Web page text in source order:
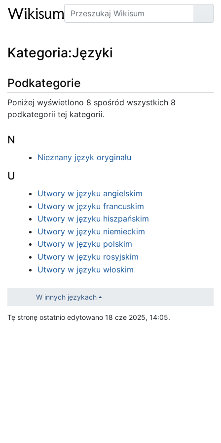
Szukaj
Kategoria:Języki
Podkategorie
Poniżej wyświetlono 8 spośród wszystkich 8
podkategorii tej kategorii.
N
Nieznany język oryginału
U
Utwory w języku angielskim
Utwory w języku francuskim
Utwory w języku hiszpańskim
Utwory w języku niemieckim
Utwory w języku polskim
Utwory w języku rosyjskim
Utwory w języku włoskim
W innych językach
Tę stronę ostatnio edytowano 18 cze 2025, 14:05.